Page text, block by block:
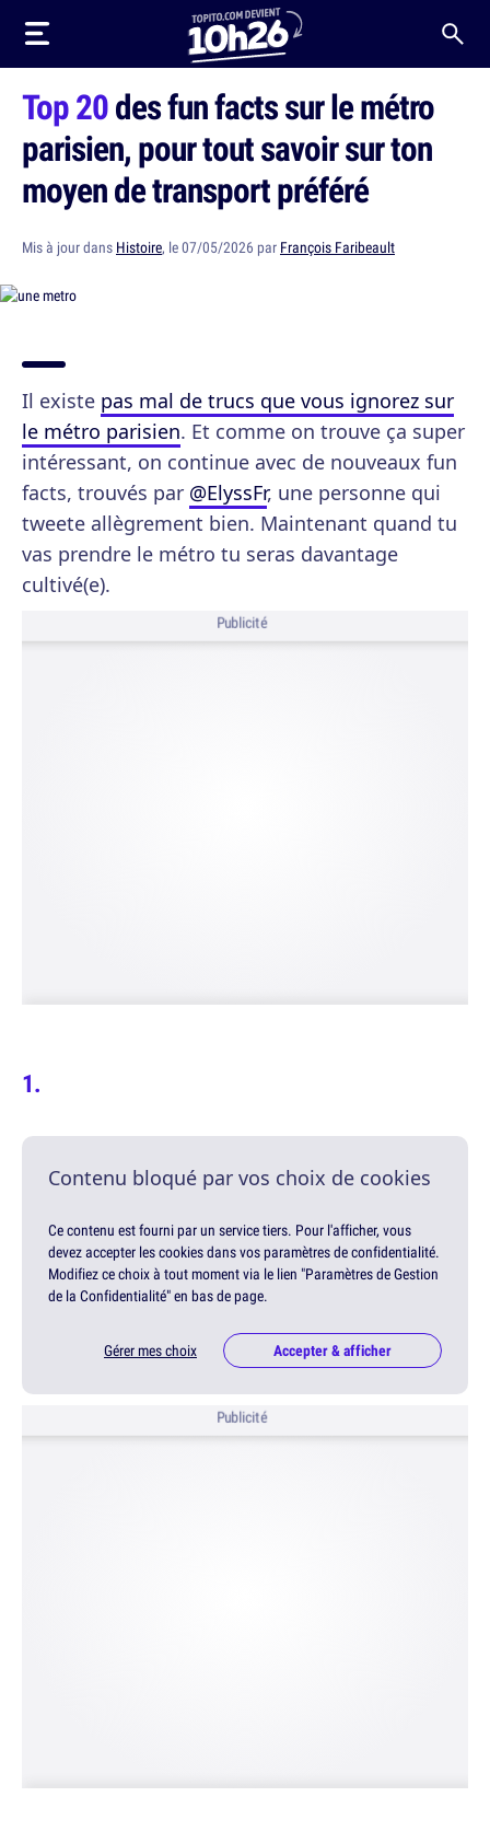
Top 20des fun facts sur le métro
parisien, pour tout savoir sur ton
moyen de transport préféré
Mis à jour dans Histoire, le 07/05/2026 par François Faribeault
Il existe pas mal de trucs que vous ignorez sur
le métro parisien. Et comme on trouve ça super
intéressant, on continue avec de nouveaux fun
facts, trouvés par @ElyssFr, une personne qui
tweete allègrement bien. Maintenant quand tu
vas prendre le métro tu seras davantage
cultivé(e).
Publicité
Contenu bloqué par vos choix de cookies
Ce contenu est fourni par un service tiers. Pour l'afficher, vous
devez accepter les cookies dans vos paramètres de confidentialité.
Modifiez ce choix à tout moment via le lien "Paramètres de Gestion
de la Confidentialité" en bas de page.
Gérer mes choix Accepter & afficher
Publicité